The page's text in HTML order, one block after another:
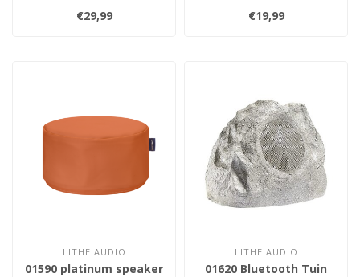
Audio 6.5"
plafondluidsprekers. ..
€29,99
Bluetooth
plafondluidsprekers. ..
€19,99
LITHE AUDIO
01590 platinum speaker
LITHE AUDIO
01620 Bluetooth Tuin